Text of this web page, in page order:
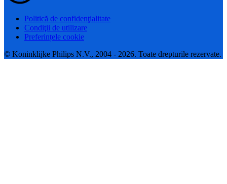
Politică de confidenţialitate
Condiţii de utilizare
Preferințele cookie
© Koninklijke Philips N.V., 2004 - 2026. Toate drepturile rezervate.